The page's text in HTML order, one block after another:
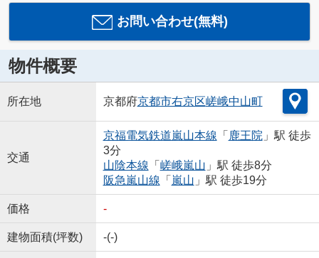
お問い合わせ(無料)
物件概要
所在地 京都府京都市右京区嵯峨中山町
交通
京福電気鉄道嵐山本線 「 鹿王院 」駅 徒歩
3分
山陰本線 「 嵯峨嵐山 」駅 徒歩8分
阪急嵐山線 「 嵐山 」駅 徒歩19分
価格 -
建物面積(坪数) -(-)